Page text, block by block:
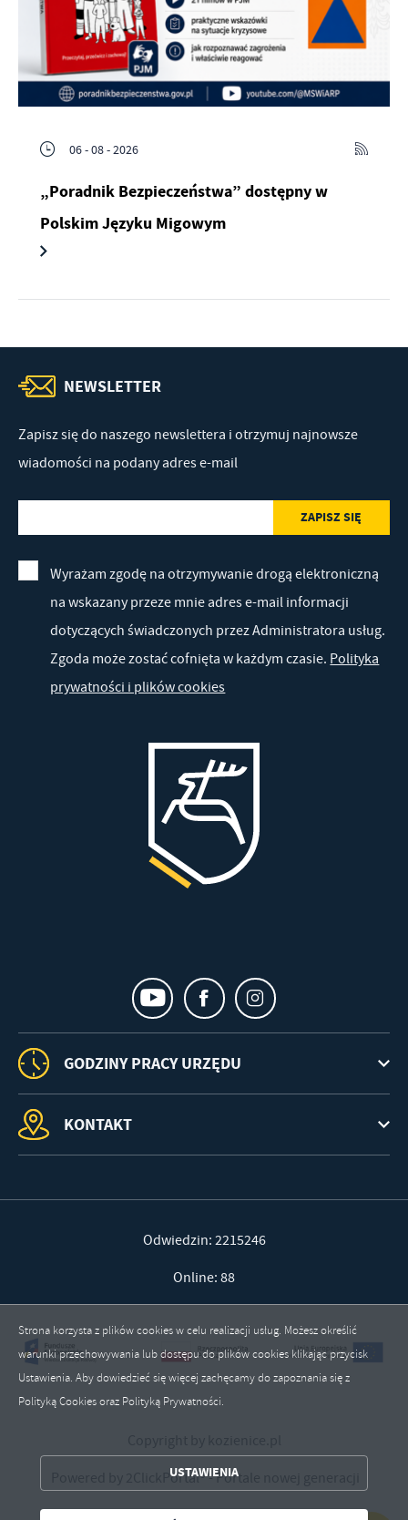
06 - 08 - 2026
„Poradnik Bezpieczeństwa” dostępny w
Polskim Języku Migowym
NEWSLETTER
Zapisz się do naszego newslettera i otrzymuj najnowsze
wiadomości na podany adres e-mail
Wyrażam zgodę na otrzymywanie drogą elektroniczną
na wskazany przeze mnie adres e-mail informacji
dotyczących świadczonych przez Administratora usług.
Zgoda może zostać cofnięta w każdym czasie. Polityka
prywatności i plików cookies
GODZINY PRACY URZĘDU
KONTAKT
Odwiedzin: 2215246
Online: 88
2ClickPortal®- Portale nowej generacji
Strona korzysta z plików cookies w celu realizacji usług. Możesz określić
warunki przechowywania lub dostępu do plików cookies klikając przycisk
Ustawienia. Aby dowiedzieć się więcej zachęcamy do zapoznania się z
Polityką Cookies oraz Polityką Prywatności.
USTAWIENIA
ZEZWÓL NA WSZYSTKIE